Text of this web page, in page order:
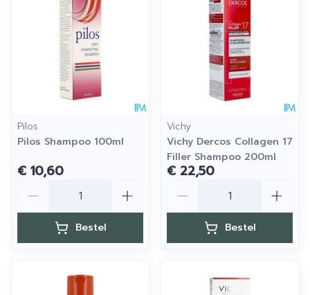
Pilos
Pilos Shampoo 100ml
€ 10,60
Bestel
Vichy
Vichy Dercos Collagen 17
Filler Shampoo 200ml
€ 22,50
Bestel